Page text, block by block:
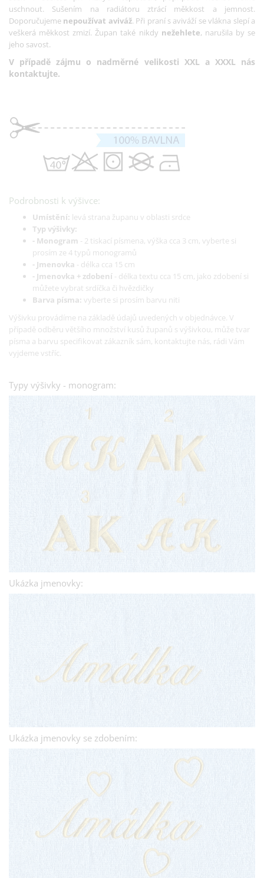
uschnout. Sušením na radiátoru ztrácí měkkost a jemnost.
Doporučujeme nepoužívat aviváž. Při praní s aviváží se vlákna slepí a
veškerá měkkost zmizí. Župan také nikdy nežehlete, narušila by se
jeho savost.
V případě zájmu o nadměrné velikosti XXL a XXXL nás
kontaktujte.
Podrobnosti k výšivce:
Umístění: levá strana županu v oblasti srdce
Typ výšivky:
- Monogram - 2 tiskací písmena, výška cca 3 cm, vyberte si
prosím ze 4 typů monogramů
- Jmenovka - délka cca 15 cm
- Jmenovka + zdobení - délka textu cca 15 cm, jako zdobení si
můžete vybrat srdíčka či hvězdičky
Barva písma: vyberte si prosím barvu niti
Výšivku provádíme na základě údajů uvedených v objednávce. V
případě odběru většího množství kusů županů s výšivkou, může tvar
písma a barvu specifikovat zákazník sám, kontaktujte nás, rádi Vám
vyjdeme vstříc.
Typy výšivky - monogram:
Ukázka jmenovky:
Ukázka jmenovky se zdobením: